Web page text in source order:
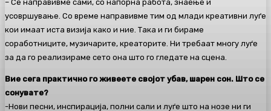
– Се направивме сами, со напорна работа, знаење и
усовршување. Со време направивме тим од млади креативни луѓе
кои имаат иста визија како и ние. Така и ги бираме
соработниците, музичарите, креаторите. Ни требаат многу луѓе
за да го реализираме сето она што го гледате на сцена.
Вие сега практично го живеете својот убав, шарен сон. Што се
сонувате?
-Нови песни, инспирација, полни сали и луѓе што на нозе ни ги